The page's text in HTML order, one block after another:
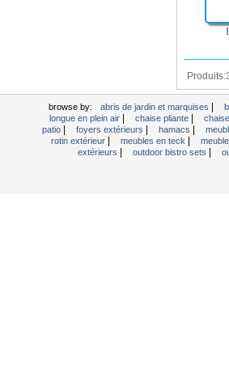
browse by: abris de jardin et marquises
longue en plein air
chaise pliante
patio
foyers extérieurs hamacs
rotin extérieur
meubles en teck
extérieurs
outdoor bistro sets